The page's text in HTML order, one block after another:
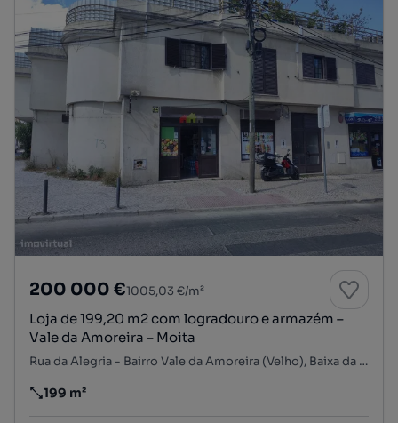
200 000 €1005,03 €/m²
Loja de 199,20 m2 com logradouro e armazém –
Vale da Amoreira – Moita
Rua da Alegria - Bairro Vale da Amoreira (Velho), Baixa da Banheira e Vale da Amoreira, Moita, Setúbal
Preço por metro quadrado
199 m²